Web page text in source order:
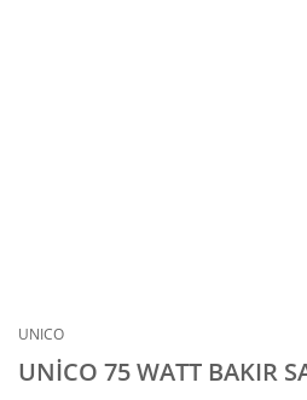
UNICO
UNİCO 75 WATT BAKIR